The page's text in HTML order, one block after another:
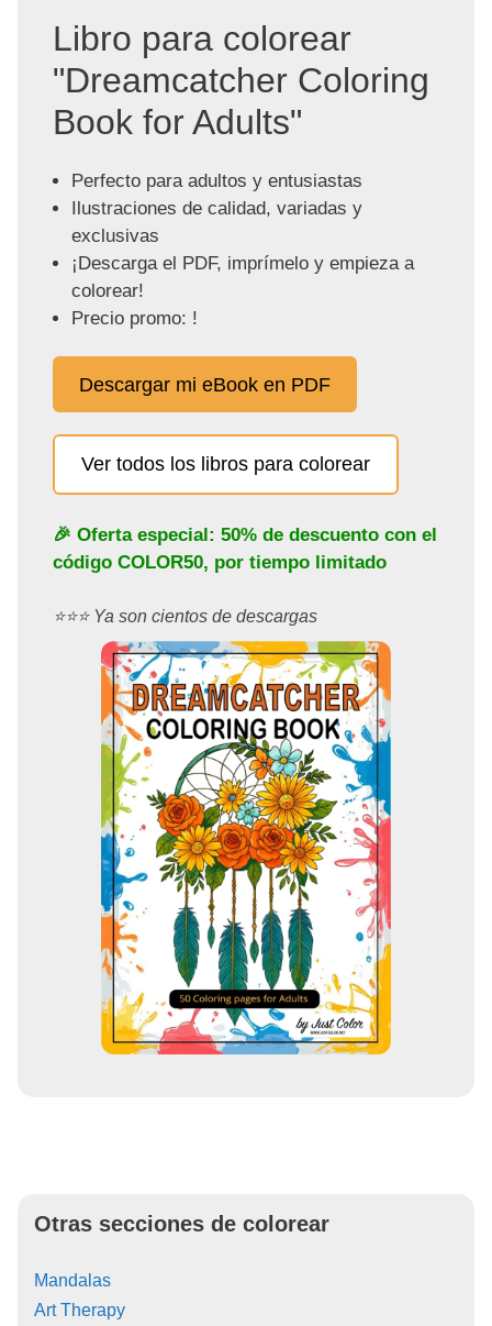
Libro para colorear
"Dreamcatcher Coloring
Book for Adults"
Perfecto para adultos y entusiastas
Ilustraciones de calidad, variadas y
exclusivas
¡Descarga el PDF, imprímelo y empieza a
colorear!
Precio promo: !
Descargar mi eBook en PDF
Ver todos los libros para colorear
🎉 Oferta especial: 50% de descuento con el
código COLOR50, por tiempo limitado
⭐️⭐️⭐️ Ya son cientos de descargas
Otras secciones de colorear
Mandalas
Art Therapy